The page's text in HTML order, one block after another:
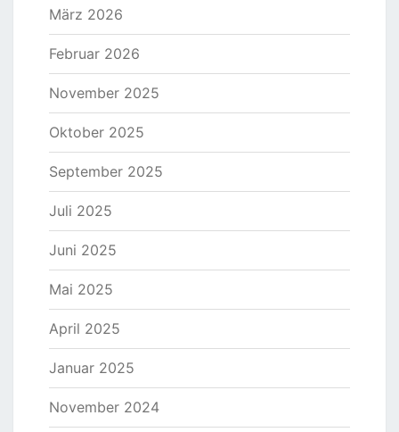
März 2026
Februar 2026
November 2025
Oktober 2025
September 2025
Juli 2025
Juni 2025
Mai 2025
April 2025
Januar 2025
November 2024